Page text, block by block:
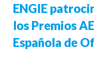
ENGIE
los Premios
Española de